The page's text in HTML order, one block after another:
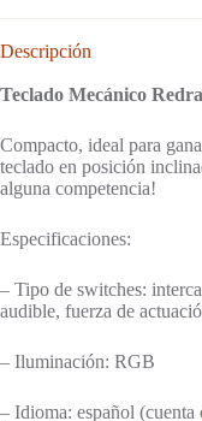
Descripción
Teclado Mecánico
Compacto, ideal para
teclado en posición
alguna competencia!
Especificaciones:
– Tipo de switches:
audible, fuerza de
– Iluminación: RGB
– Idioma: español